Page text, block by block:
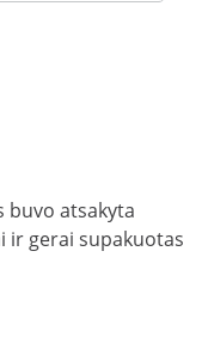
buvo atsakyta
ir gerai supakuotas